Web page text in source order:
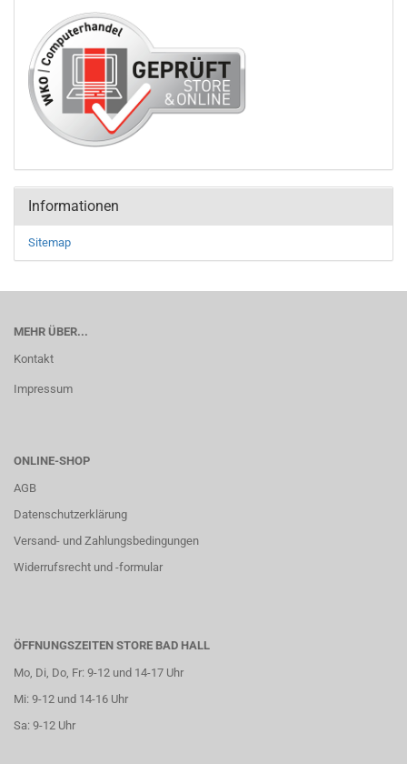
Informationen
Sitemap
MEHR ÜBER...
Kontakt
Impressum
ONLINE-SHOP
AGB
Datenschutzerklärung
Versand- und Zahlungsbedingungen
Widerrufsrecht und -formular
ÖFFNUNGSZEITEN STORE BAD HALL
Mo, Di, Do, Fr: 9-12 und 14-17 Uhr
Mi: 9-12 und 14-16 Uhr
Sa: 9-12 Uhr